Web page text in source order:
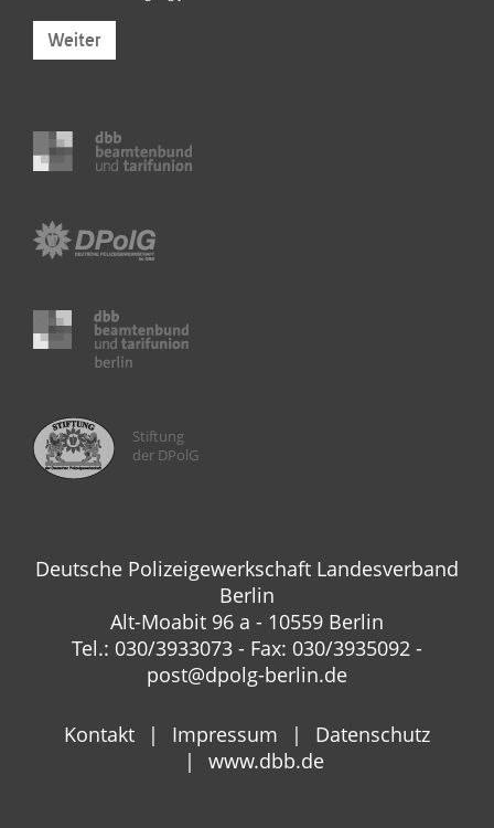
Weiter
Stiftung
der DPolG
Deutsche Polizeigewerkschaft Landesverband
Berlin
Alt-Moabit 96 a - 10559 Berlin
Tel.: 030/3933073 - Fax: 030/3935092 -
post@dpolg-berlin.de
Kontakt Impressum
Datenschutz
www.dbb.de